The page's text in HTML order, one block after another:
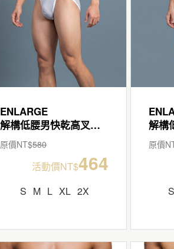
ENLARGE
解構低腰男快乾高叉三角褲
原價NT$580
活動價NT$464
S M L XL 2X
原價
S